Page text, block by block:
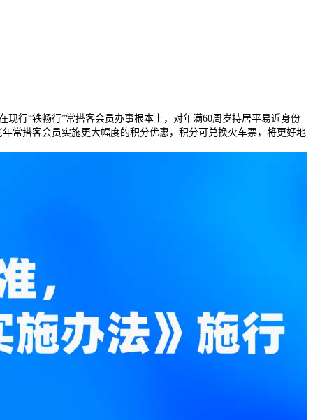
现行“铁畅行”常搭客会员办事根本上，对年满60周岁持居平易近身份
常搭客会员实施更大幅度的积分优惠，积分可兑换火车票，将更好地